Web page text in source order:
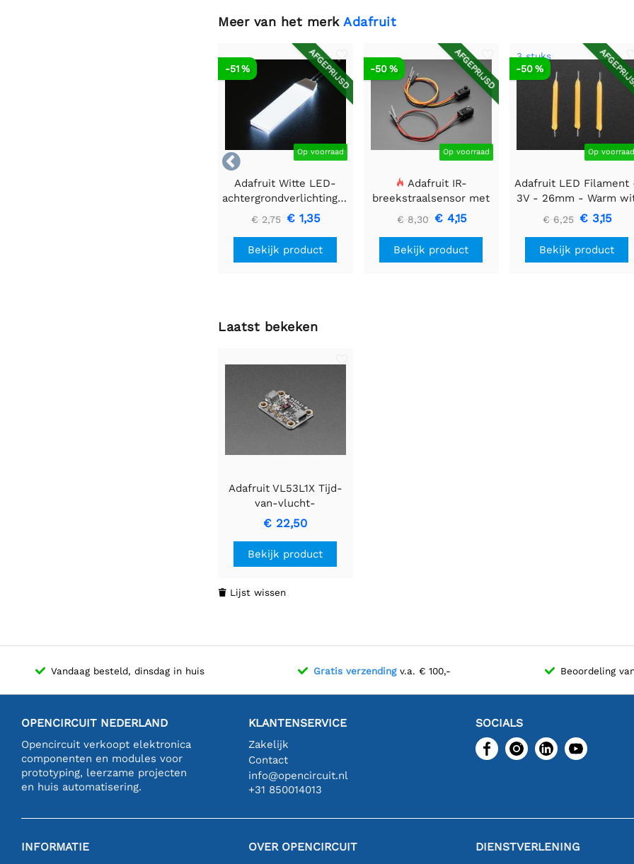
Meer van het merk Adafruit

AFGEPRIJSD
Op voorraad
-51 %
Adafruit Witte LED-
achtergrondverlichtingsmodule
- Klein 12 mm x 40 mm
€ 2,75 € 1,35
Bekijk product
AFGEPRIJSD
Op voorraad
-50 %
Adafruit IR-
breekstraalsensor met
premium draadheader
header einden - 5 mm
LED's
€ 8,30 € 4,15
Bekijk product
3 stuks
Op
-50 %
Adafruit LED Filament
3V - 26mm - Warm
- 3 stuks
€ 6,25 € 3,15
Bekijk product
Laatst bekeken
Adafruit VL53L1X Tijd-
van-vlucht-
afstandssensor - ~30
tot 4000 mm
€ 22,50
Bekijk product
 Lijst wissen
Vandaag besteld, dinsdag in huis Gratis verzendingv.a. € 100,- Beoordeling
OPENCIRCUIT NEDERLAND
Opencircuit verkoopt elektronica
componenten en modules voor
prototyping, leerzame projecten
en huis automatisering.
KLANTENSERVICE
Zakelijk
Contact
info@opencircuit.nl
+31 850014013
SOCIALS
INFORMATIE OVER OPENCIRCUIT DIENSTVERLENING